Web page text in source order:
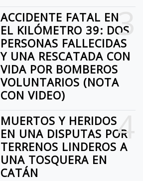
3
ACCIDENTE FATAL EN
EL KILÓMETRO 39: DOS
PERSONAS FALLECIDAS
Y UNA RESCATADA CON
VIDA POR BOMBEROS
VOLUNTARIOS (NOTA
CON VIDEO)
4
MUERTOS Y HERIDOS
EN UNA DISPUTAS POR
TERRENOS LINDEROS A
UNA TOSQUERA EN
CATÁN